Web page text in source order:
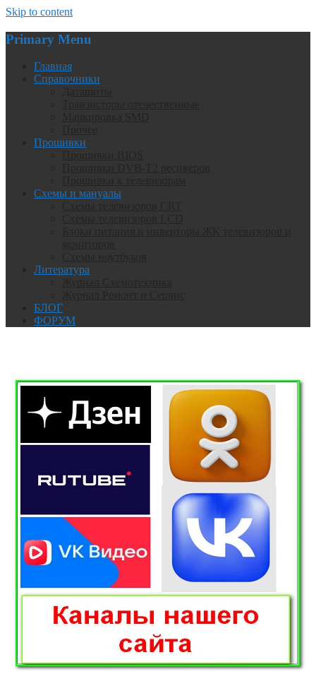
Skip to content
Primary Menu
Главная
Справочники
Прошивки
Схемы и мануалы
Литература
БЛОГ
ФОРУМ